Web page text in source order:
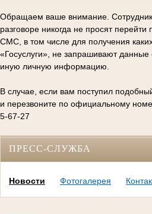
Обращаем ваше внимание.
разговоре никогда не просят
СМС, в том числе для получения
«Госуслуги», не запрашивают данные
иную личную информацию.
В случае, если вам поступил
и перезвоните по официальному
5-67-27
ПРЕСС-СЛУЖБА
Новости Фотогалерея